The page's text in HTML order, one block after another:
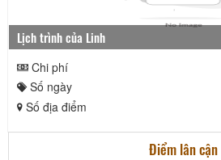
Lịch trình của Linh
Chi phí
Số ngày
Số địa điểm
Điểm lân cận